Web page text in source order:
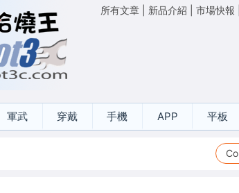
所有文章 新品介紹 市場快報
軍武 穿戴 手機 APP 平板